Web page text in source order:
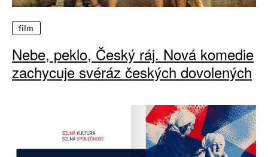
film
Nebe, peklo, Český ráj. Nová komedie
zachycuje svéráz českých dovolených